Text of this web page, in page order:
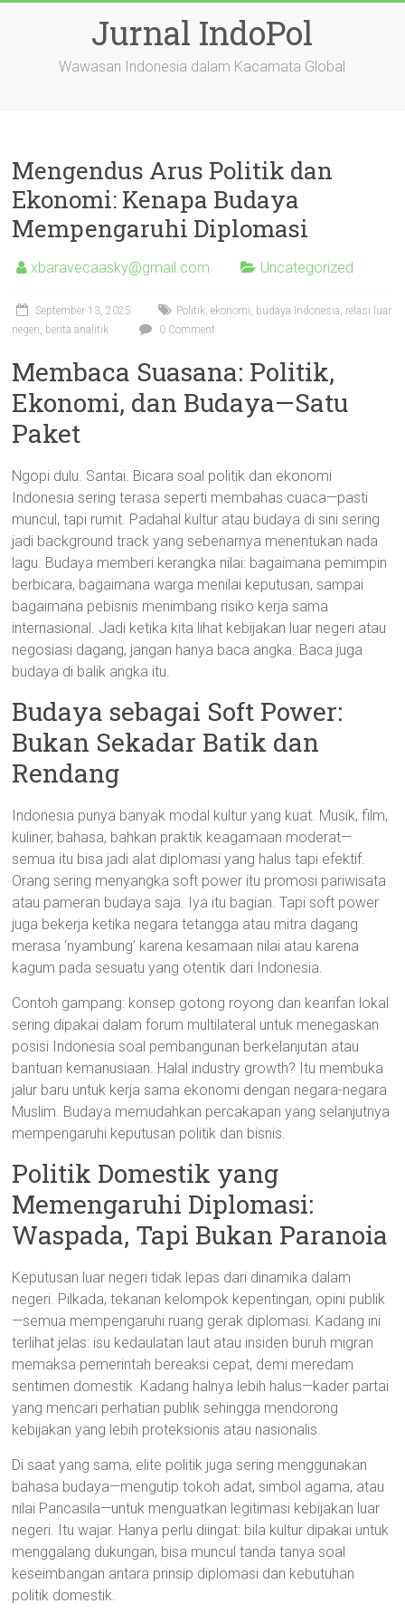
Jurnal IndoPol
Wawasan Indonesia dalam Kacamata Global
Mengendus Arus Politik dan
Ekonomi: Kenapa Budaya
Mempengaruhi Diplomasi
xbaravecaasky@gmail.com Uncategorized
September 13, 2025
Politik, ekonomi, budaya Indonesia, relasi luar
negeri, berita analitik
0 Comment
Membaca Suasana: Politik,
Ekonomi, dan Budaya—Satu
Paket
Ngopi dulu. Santai. Bicara soal politik dan ekonomi
Indonesia sering terasa seperti membahas cuaca—pasti
muncul, tapi rumit. Padahal kultur atau budaya di sini sering
jadi background track yang sebenarnya menentukan nada
lagu. Budaya memberi kerangka nilai: bagaimana pemimpin
berbicara, bagaimana warga menilai keputusan, sampai
bagaimana pebisnis menimbang risiko kerja sama
internasional. Jadi ketika kita lihat kebijakan luar negeri atau
negosiasi dagang, jangan hanya baca angka. Baca juga
budaya di balik angka itu.
Budaya sebagai Soft Power:
Bukan Sekadar Batik dan
Rendang
Indonesia punya banyak modal kultur yang kuat. Musik, film,
kuliner, bahasa, bahkan praktik keagamaan moderat—
semua itu bisa jadi alat diplomasi yang halus tapi efektif.
Orang sering menyangka soft power itu promosi pariwisata
atau pameran budaya saja. Iya itu bagian. Tapi soft power
juga bekerja ketika negara tetangga atau mitra dagang
merasa ‘nyambung’ karena kesamaan nilai atau karena
kagum pada sesuatu yang otentik dari Indonesia.
Contoh gampang: konsep gotong royong dan kearifan lokal
sering dipakai dalam forum multilateral untuk menegaskan
posisi Indonesia soal pembangunan berkelanjutan atau
bantuan kemanusiaan. Halal industry growth? Itu membuka
jalur baru untuk kerja sama ekonomi dengan negara-negara
Muslim. Budaya memudahkan percakapan yang selanjutnya
mempengaruhi keputusan politik dan bisnis.
Politik Domestik yang
Memengaruhi Diplomasi:
Waspada, Tapi Bukan Paranoia
Keputusan luar negeri tidak lepas dari dinamika dalam
negeri. Pilkada, tekanan kelompok kepentingan, opini publik
—semua mempengaruhi ruang gerak diplomasi. Kadang ini
terlihat jelas: isu kedaulatan laut atau insiden buruh migran
memaksa pemerintah bereaksi cepat, demi meredam
sentimen domestik. Kadang halnya lebih halus—kader partai
yang mencari perhatian publik sehingga mendorong
kebijakan yang lebih proteksionis atau nasionalis.
Di saat yang sama, elite politik juga sering menggunakan
bahasa budaya—mengutip tokoh adat, simbol agama, atau
nilai Pancasila—untuk menguatkan legitimasi kebijakan luar
negeri. Itu wajar. Hanya perlu diingat: bila kultur dipakai untuk
menggalang dukungan, bisa muncul tanda tanya soal
keseimbangan antara prinsip diplomasi dan kebutuhan
politik domestik.